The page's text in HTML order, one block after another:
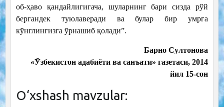
об-ҳаво қандайлигигача, шуларнинг бари сизда рўй
бергандек туюлаверади ва булар бир умрга
кўнглингизга ўрнашиб қолади”.
Барно Султонова
«Ўзбекистон адабиёти ва санъати» газетаси, 2014
йил 15-сон
O‘xshash mavzular: